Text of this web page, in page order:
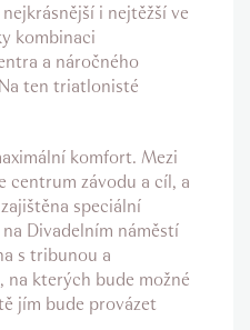
i nejtěžší ve
kombinaci
a náročného
ten triatlonisté
komfort. Mezi
centrum závodu a cíl, a
speciální
Divadelním náměstí
s tribunou a
na kterých bude možné
jím bude provázet